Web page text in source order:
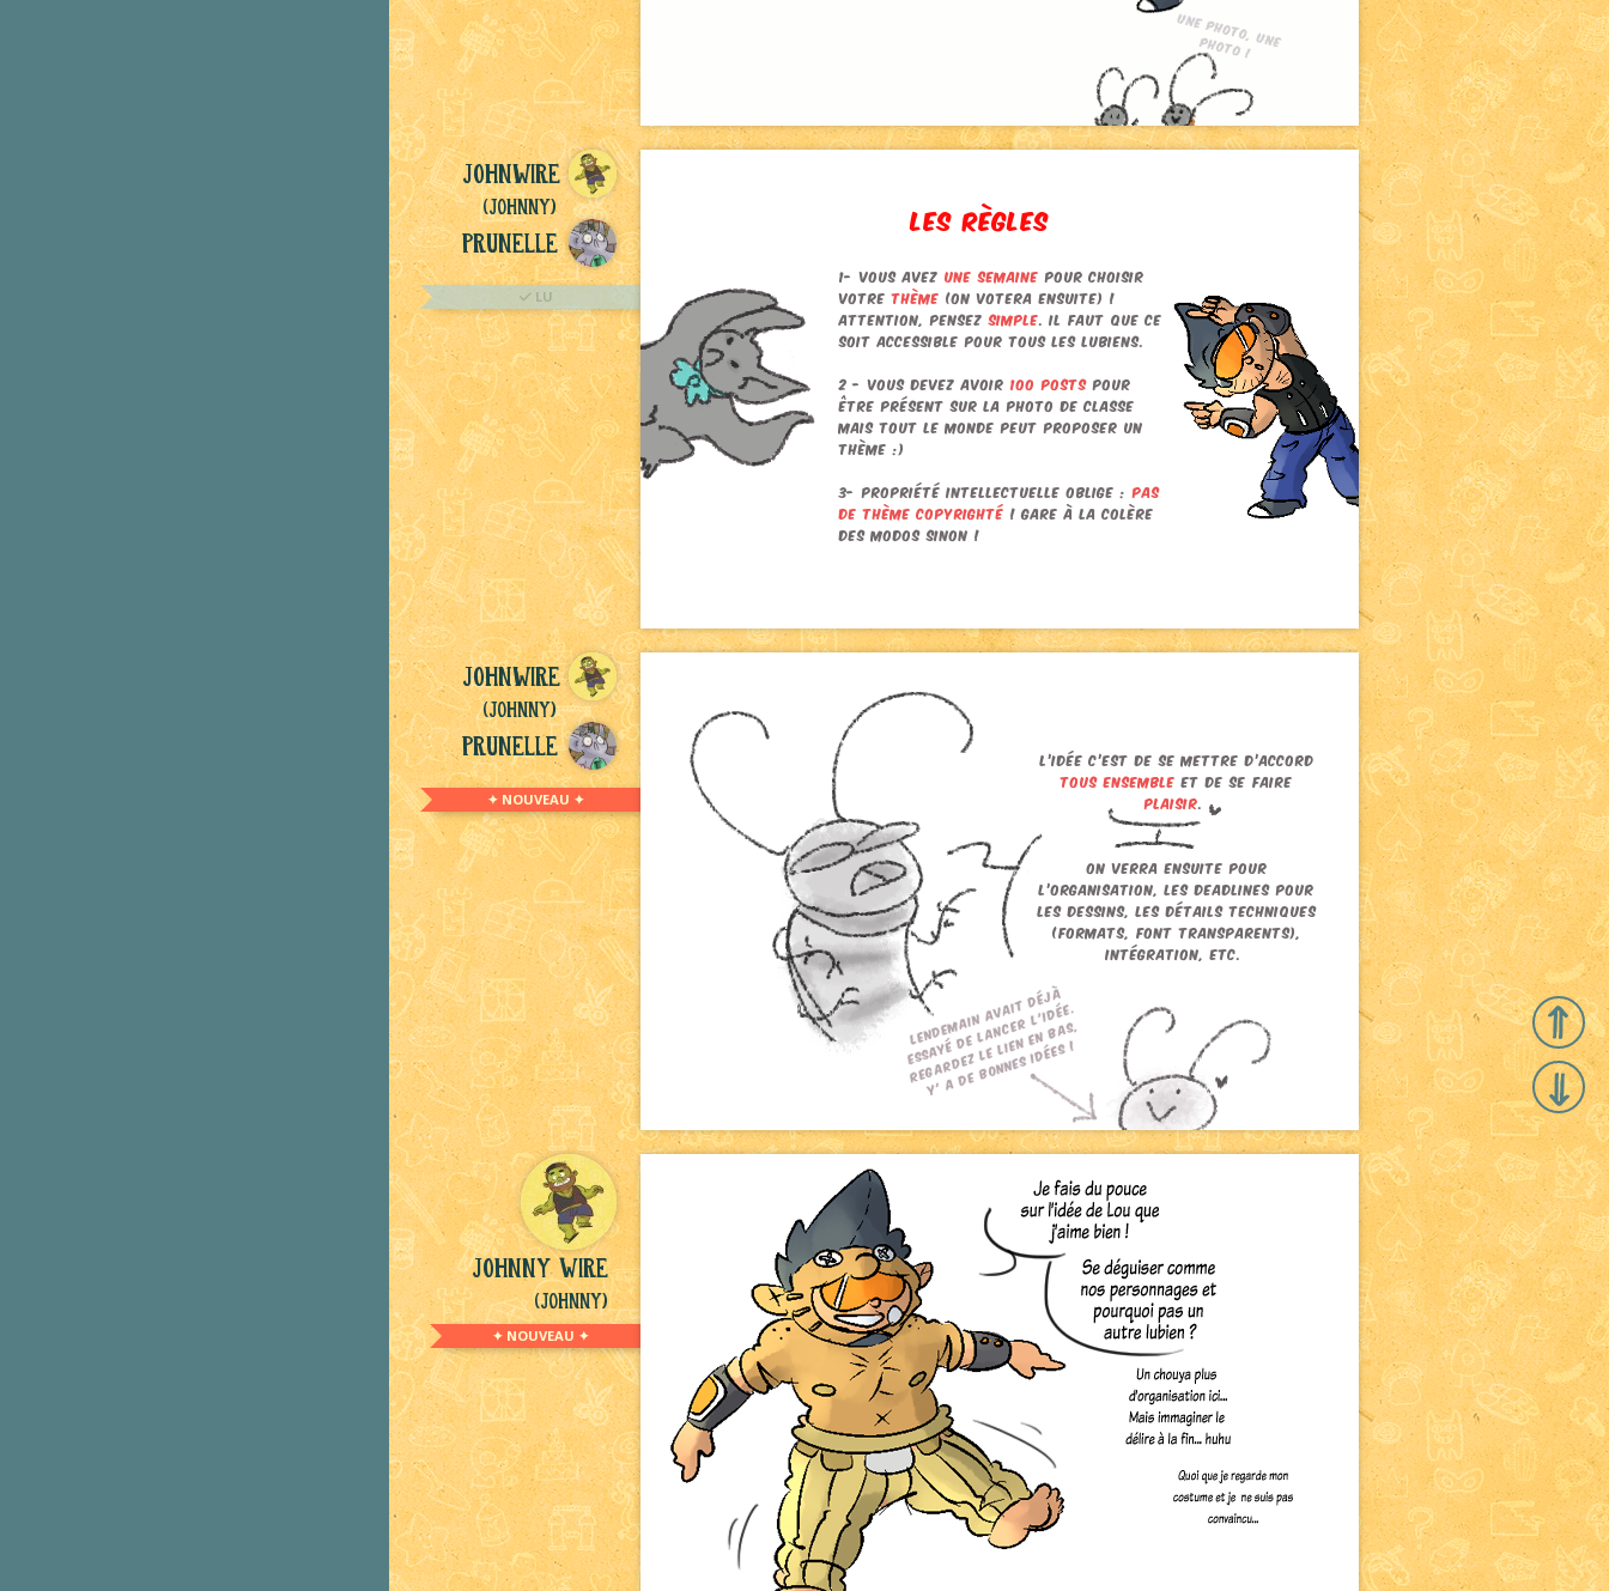
Johnwire
(Johnny)
Prunelle
LU
Johnwire
(Johnny)
Prunelle
✦ NOUVEAU ✦
Johnny Wire
(Johnny)
✦ NOUVEAU ✦